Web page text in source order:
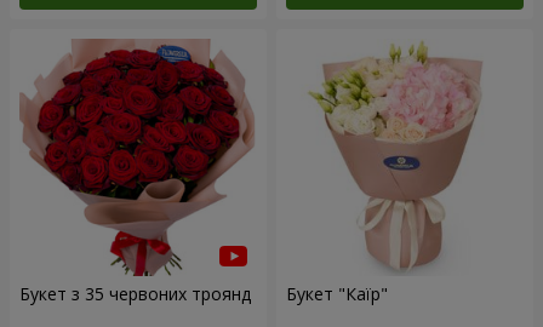
Букет з 35 червоних троянд Букет "Каїр"